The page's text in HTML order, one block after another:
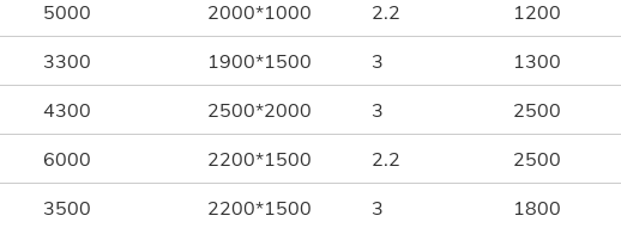
5000 2000*1000 2.2 1200
3300 1900*1500 3 1300
4300 2500*2000 3 2500
6000 2200*1500 2.2 2500
3500 2200*1500 3 1800